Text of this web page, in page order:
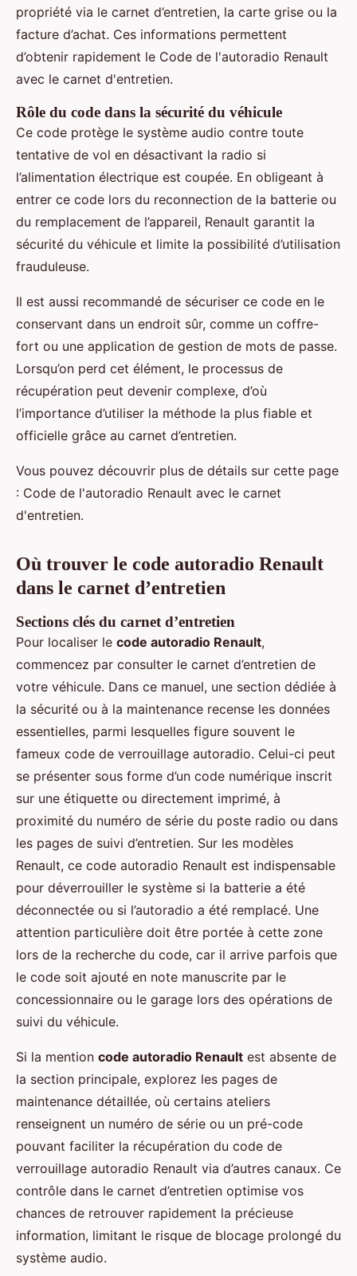
propriété via le carnet d’entretien, la carte grise ou la
facture d’achat. Ces informations permettent
d’obtenir rapidement le Code de l'autoradio Renault
avec le carnet d'entretien.
Rôle du code dans la sécurité du véhicule
Ce code protège le système audio contre toute
tentative de vol en désactivant la radio si
l’alimentation électrique est coupée. En obligeant à
entrer ce code lors du reconnection de la batterie ou
du remplacement de l’appareil, Renault garantit la
sécurité du véhicule et limite la possibilité d’utilisation
frauduleuse.
Il est aussi recommandé de sécuriser ce code en le
conservant dans un endroit sûr, comme un coffre-
fort ou une application de gestion de mots de passe.
Lorsqu’on perd cet élément, le processus de
récupération peut devenir complexe, d’où
l’importance d’utiliser la méthode la plus fiable et
officielle grâce au carnet d’entretien.
Vous pouvez découvrir plus de détails sur cette page
: Code de l'autoradio Renault avec le carnet
d'entretien.
Où trouver le code autoradio Renault
dans le carnet d’entretien
Sections clés du carnet d’entretien
Pour localiser le code autoradio Renault,
commencez par consulter le carnet d’entretien de
votre véhicule. Dans ce manuel, une section dédiée à
la sécurité ou à la maintenance recense les données
essentielles, parmi lesquelles figure souvent le
fameux code de verrouillage autoradio. Celui-ci peut
se présenter sous forme d’un code numérique inscrit
sur une étiquette ou directement imprimé, à
proximité du numéro de série du poste radio ou dans
les pages de suivi d’entretien. Sur les modèles
Renault, ce code autoradio Renault est indispensable
pour déverrouiller le système si la batterie a été
déconnectée ou si l’autoradio a été remplacé. Une
attention particulière doit être portée à cette zone
lors de la recherche du code, car il arrive parfois que
le code soit ajouté en note manuscrite par le
concessionnaire ou le garage lors des opérations de
suivi du véhicule.
Si la mention code autoradio Renault est absente de
la section principale, explorez les pages de
maintenance détaillée, où certains ateliers
renseignent un numéro de série ou un pré-code
pouvant faciliter la récupération du code de
verrouillage autoradio Renault via d’autres canaux. Ce
contrôle dans le carnet d’entretien optimise vos
chances de retrouver rapidement la précieuse
information, limitant le risque de blocage prolongé du
système audio.